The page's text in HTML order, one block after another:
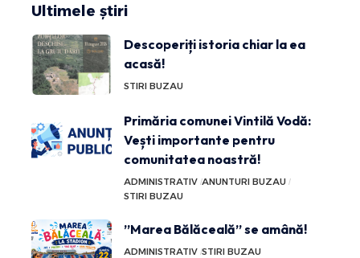
Ultimele știri
Descoperiți istoria chiar la ea
acasă!
STIRI BUZAU
Primăria comunei Vintilă Vodă:
Vești importante pentru
comunitatea noastră!
ADMINISTRATIV ANUNTURI BUZAU
STIRI BUZAU
”Marea Bălăceală” se amână!
ADMINISTRATIV STIRI BUZAU